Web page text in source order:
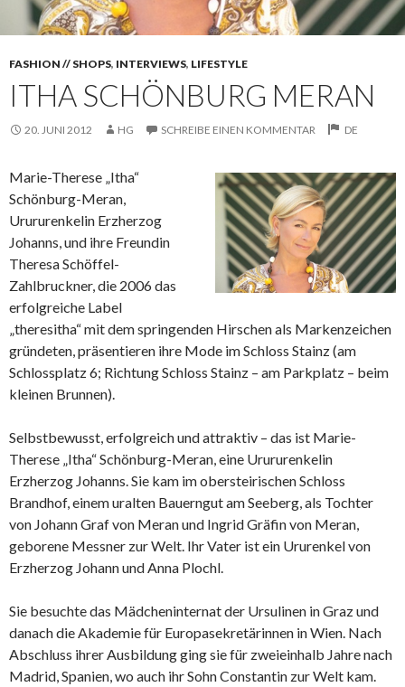
FASHION // SHOPS, INTERVIEWS, LIFESTYLE
ITHA SCHÖNBURG MERAN
20. JUNI 2012 HG SCHREIBE EINEN KOMMENTAR DE
Marie-Therese „Itha“
Schönburg-Meran,
Urururenkelin Erzherzog
Johanns, und ihre Freundin
Theresa Schöffel-
Zahlbruckner, die 2006 das
erfolgreiche Label
„theresitha“ mit dem springenden Hirschen als Markenzeichen
gründeten, präsentieren ihre Mode im Schloss Stainz (am
Schlossplatz 6; Richtung Schloss Stainz – am Parkplatz – beim
kleinen Brunnen).
Selbstbewusst, erfolgreich und attraktiv – das ist Marie-
Therese „Itha“ Schönburg-Meran, eine Urururenkelin
Erzherzog Johanns. Sie kam im obersteirischen Schloss
Brandhof, einem uralten Bauerngut am Seeberg, als Tochter
von Johann Graf von Meran und Ingrid Gräfin von Meran,
geborene Messner zur Welt. Ihr Vater ist ein Ururenkel von
Erzherzog Johann und Anna Plochl.
Sie besuchte das Mädcheninternat der Ursulinen in Graz und
danach die Akademie für Europasekretärinnen in Wien. Nach
Abschluss ihrer Ausbildung ging sie für zweieinhalb Jahre nach
Madrid, Spanien, wo auch ihr Sohn Constantin zur Welt kam.